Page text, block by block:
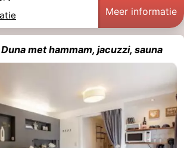
Meer informatie
met hammam, jacuzzi, sauna